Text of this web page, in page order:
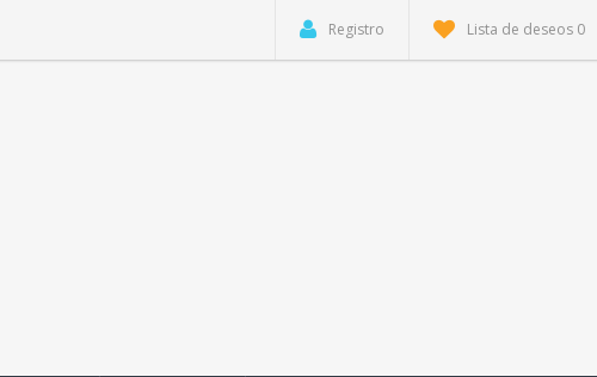
Registro Lista de deseos 0